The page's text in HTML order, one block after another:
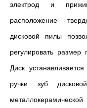
электрод и
расположение
дисковой пилы
регулировать размер
Диск
ручки зуб